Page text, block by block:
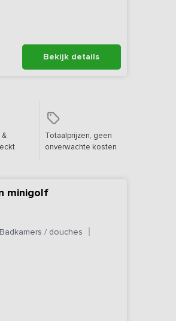
Bekijk details
&
Totaalprijzen, geen
onverwachte kosten
minigolf
Badkamers / douches